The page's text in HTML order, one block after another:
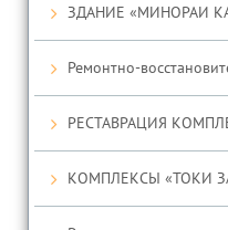
ЗДАНИЕ «МИНОРАИ
Ремонтно-
РЕСТАВРАЦИЯ
КОМПЛЕКСЫ «ТОКИ